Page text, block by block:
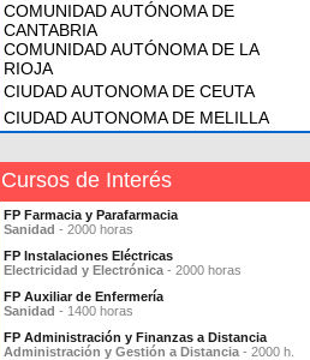
COMUNIDAD AUTÓNOMA DE
CANTABRIA
COMUNIDAD AUTÓNOMA DE LA
RIOJA
CIUDAD AUTONOMA DE CEUTA
CIUDAD AUTONOMA DE MELILLA
Cursos de Interés
FP Farmacia y Parafarmacia
Sanidad - 2000 horas
FP Instalaciones Eléctricas
Electricidad y Electrónica - 2000 horas
FP Auxiliar de Enfermería
Sanidad - 1400 horas
FP Administración y Finanzas a Distancia
Administración y Gestión a Distancia - 2000 h.